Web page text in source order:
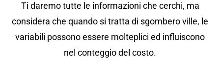
Ti daremo tutte le informazioni che cerchi, ma
considera che quando si tratta di sgombero ville, le
variabili possono essere molteplici ed influiscono
nel conteggio del costo.